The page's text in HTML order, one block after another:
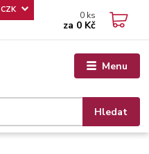
Menu
CZK
Hledat
0 ks
za 0 Kč